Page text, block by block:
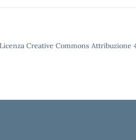
Creative Commons Attribuzione